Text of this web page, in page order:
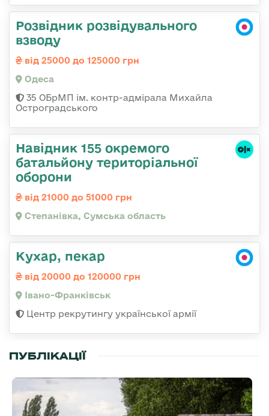
Розвідник розвідувального
взводу
від 25000 до 125000 грн
Одеса
35 ОБрМП ім. контр-адмірала Михайла
Остроградського
Навідник 155 окремого
батальйону територіальної
оборони
від 21000 до 51000 грн
Степанівка, Сумська область
Кухар, пекар
від 20000 до 120000 грн
Івано-Франківськ
Центр рекрутингу української армії
ПУБЛІКАЦІЇ